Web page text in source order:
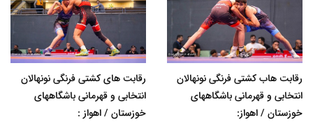
رقابت هاب کشتی فرنگی نونهالان
انتخابی و قهرمانی باشگاههای
خوزستان / اهواز:
رقابت های کشتی فرنگی نونهالان
انتخابی و قهرمانی باشگاههای
خوزستان / اهواز :